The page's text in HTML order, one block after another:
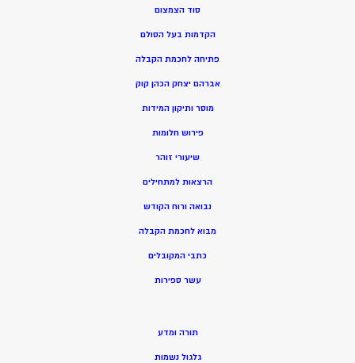
סוד הצמצום
הקדמות בעל הסולם
פתיחה לחכמת הקבלה
אברהם יצחק הכהן קוק
מוסר ותיקון המידות
פירוש חלומות
שיעורי זוהר
הרצאות למתחילים
נבואה ורוח הקודש
מבוא לחכמת הקבלה
כתבי המקובלים
עשר ספירות
תורה ומדע
גלגול נשמות